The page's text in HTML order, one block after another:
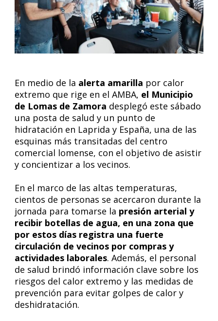
En medio de la alerta amarilla por calor
extremo que rige en el AMBA, el Municipio
de Lomas de Zamora desplegó este sábado
una posta de salud y un punto de
hidratación en Laprida y España, una de las
esquinas más transitadas del centro
comercial lomense, con el objetivo de asistir
y concientizar a los vecinos.
En el marco de las altas temperaturas,
cientos de personas se acercaron durante la
jornada para tomarse la presión arterial y
recibir botellas de agua, en una zona que
por estos días registra una fuerte
circulación de vecinos por compras y
actividades laborales. Además, el personal
de salud brindó información clave sobre los
riesgos del calor extremo y las medidas de
prevención para evitar golpes de calor y
deshidratación.